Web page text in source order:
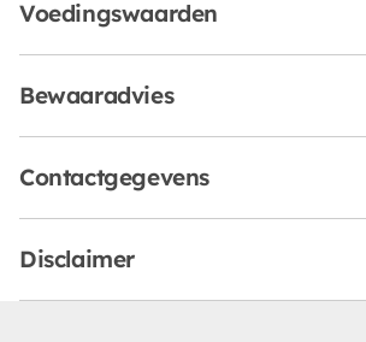
Voedingswaarden
Bewaaradvies
Contactgegevens
Disclaimer